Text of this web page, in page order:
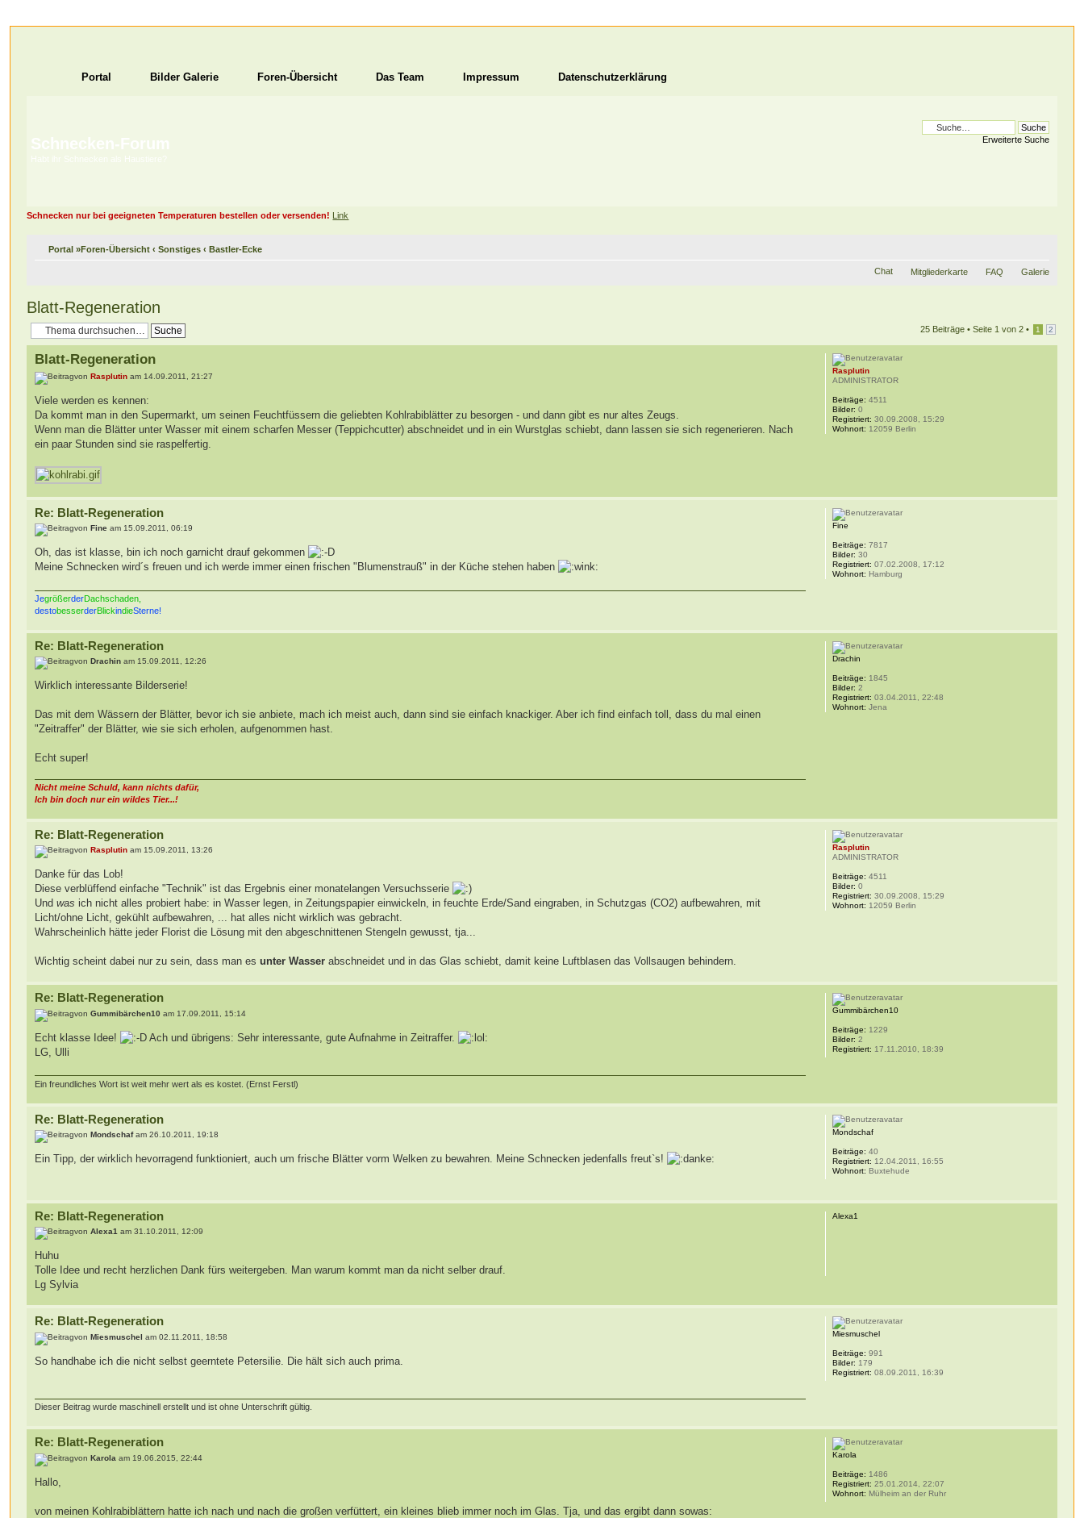
Portal Bilder Galerie Foren-Übersicht Das Team Impressum Datenschutzerklärung
Schnecken-Forum
Habt ihr Schnecken als Haustiere?
Erweiterte Suche
Schnecken nur bei geeigneten Temperaturen bestellen oder versenden! Link
Portal »Foren-Übersicht ‹ Sonstiges ‹ Bastler-Ecke
Chat Mitgliederkarte FAQ Galerie
Blatt-Regeneration
25 Beiträge • Seite 1 von 2• 1 2
Blatt-Regeneration
vonRasplutin am 14.09.2011, 21:27
Viele werden es kennen:
Da kommt man in den Supermarkt, um seinen Feuchtfüssern die geliebten Kohlrabiblätter zu besorgen - und dann gibt es nur altes Zeugs.
Wenn man die Blätter unter Wasser mit einem scharfen Messer (Teppichcutter) abschneidet und in ein Wurstglas schiebt, dann lassen sie sich regenerieren. Nach
ein paar Stunden sind sie raspelfertig.
Rasplutin
ADMINISTRATOR
Beiträge: 4511
Bilder: 0
Registriert: 30.09.2008, 15:29
Wohnort: 12059 Berlin
Re: Blatt-Regeneration
vonFine am 15.09.2011, 06:19
Oh, das ist klasse, bin ich noch garnicht drauf gekommen
Meine Schnecken wird´s freuen und ich werde immer einen frischen "Blumenstrauß" in der Küche stehen haben
JegrößerderDachschaden,
destobesserderBlickindieSterne!
Fine
Beiträge: 7817
Bilder: 30
Registriert: 07.02.2008, 17:12
Wohnort: Hamburg
Re: Blatt-Regeneration
vonDrachin am 15.09.2011, 12:26
Wirklich interessante Bilderserie!
Das mit dem Wässern der Blätter, bevor ich sie anbiete, mach ich meist auch, dann sind sie einfach knackiger. Aber ich find einfach toll, dass du mal einen
"Zeitraffer" der Blätter, wie sie sich erholen, aufgenommen hast.
Echt super!
Nicht meine Schuld, kann nichts dafür,
Ich bin doch nur ein wildes Tier...!
Drachin
Beiträge: 1845
Bilder: 2
Registriert: 03.04.2011, 22:48
Wohnort: Jena
Re: Blatt-Regeneration
von Rasplutin am 15.09.2011, 13:26
Danke für das Lob!
Diese verblüffend einfache "Technik" ist das Ergebnis einer monatelangen Versuchsserie
Undwas ich nicht alles probiert habe: in Wasser legen, in Zeitungspapier einwickeln, in feuchte Erde/Sand eingraben, in Schutzgas (CO2) aufbewahren, mit
Licht/ohne Licht, gekühlt aufbewahren, ... hat alles nicht wirklich was gebracht.
Wahrscheinlich hätte jeder Florist die Lösung mit den abgeschnittenen Stengeln gewusst, tja...
Wichtig scheint dabei nur zu sein, dass man esunter Wasser abschneidet und in das Glas schiebt, damit keine Luftblasen das Vollsaugen behindern.
Rasplutin
ADMINISTRATOR
Beiträge: 4511
Bilder: 0
Registriert: 30.09.2008, 15:29
Wohnort: 12059 Berlin
Re: Blatt-Regeneration
vonGummibärchen10 am 17.09.2011, 15:14
Echt klasse Idee!
Ach und übrigens: Sehr interessante, gute Aufnahme in Zeitraffer.
LG, Ulli
Ein freundliches Wort ist weit mehr wert als es kostet. (Ernst Ferstl)
Gummibärchen10
Beiträge: 1229
Bilder: 2
Registriert: 17.11.2010, 18:39
Re: Blatt-Regeneration
vonMondschafam 26.10.2011, 19:18
Ein Tipp, der wirklich hevorragend funktioniert, auch um frische Blätter vorm Welken zu bewahren. Meine Schnecken jedenfalls freut`s!
Mondschaf
Beiträge: 40
Registriert: 12.04.2011, 16:55
Wohnort: Buxtehude
Re: Blatt-Regeneration
vonAlexa1 am 31.10.2011, 12:09
Huhu
Tolle Idee und recht herzlichen Dank fürs weitergeben. Man warum kommt man da nicht selber drauf.
Lg Sylvia
Alexa1
Re: Blatt-Regeneration
vonMiesmuschel am 02.11.2011, 18:58
So handhabe ich die nicht selbst geerntete Petersilie. Die hält sich auch prima.
Dieser Beitrag wurde maschinell erstellt und ist ohne Unterschrift gültig.
Miesmuschel
Beiträge: 991
Bilder: 179
Registriert: 08.09.2011, 16:39
Re: Blatt-Regeneration
vonKarola am 19.06.2015, 22:44
Hallo,
von meinen Kohlrabiblättern hatte ich nach und nach die großen verfüttert, ein kleines blieb immer noch im Glas. Tja, und das ergibt dann sowas:
Karola
Beiträge: 1486
Registriert: 25.01.2014, 22:07
Wohnort: Mülheim an der Ruhr